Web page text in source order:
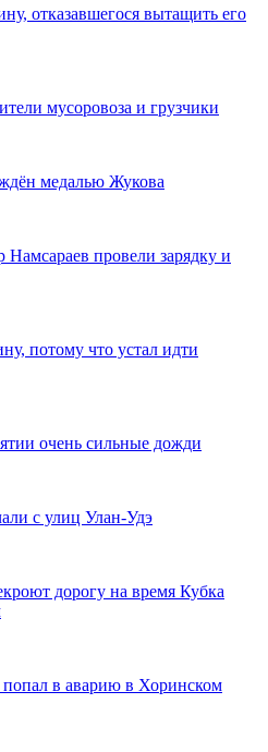
отказавшегося вытащить его
мусоровоза и грузчики
медалью Жукова
провели зарядку и
потому что устал идти
очень сильные дожди
с улиц Улан-Удэ
дорогу на время Кубка
в аварию в Хоринском